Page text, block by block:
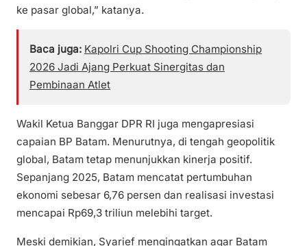
ke pasar global,” katanya.
Baca juga: Kapolri Cup Shooting Championship
2026 Jadi Ajang Perkuat Sinergitas dan
Pembinaan Atlet
Wakil Ketua Banggar DPR RI juga mengapresiasi
capaian BP Batam. Menurutnya, di tengah geopolitik
global, Batam tetap menunjukkan kinerja positif.
Sepanjang 2025, Batam mencatat pertumbuhan
ekonomi sebesar 6,76 persen dan realisasi investasi
mencapai Rp69,3 triliun melebihi target.
Meski demikian, Syarief mengingatkan agar Batam